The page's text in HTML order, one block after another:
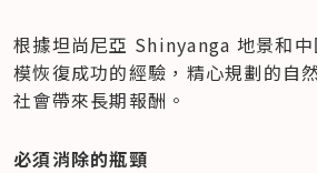
根據坦尚尼亞 Shinyanga 地景和
模恢復成功的經驗，精心規劃的自
社會帶來長期報酬。
必須消除的瓶頸